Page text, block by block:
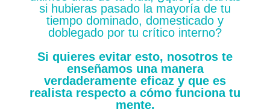
si hubieras pasado la mayoría de tu
tiempo dominado, domesticado y
doblegado por tu crítico interno?
Si quieres evitar esto, nosotros te
enseñamos una manera
verdaderamente eficaz y que es
realista respecto a cómo funciona tu
mente.